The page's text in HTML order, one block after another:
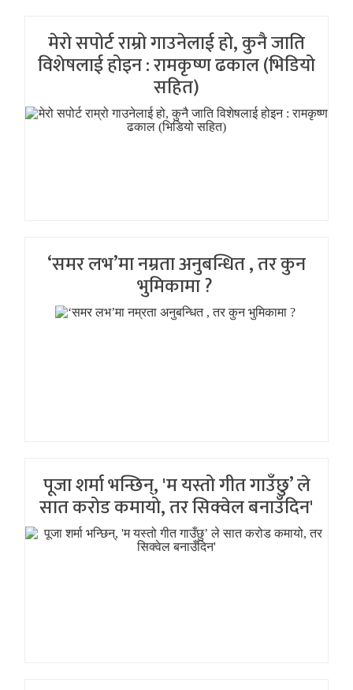
मेरो सपोर्ट राम्रो गाउनेलाई हो, कुनै जाति
विशेषलाई होइन : रामकृष्ण ढकाल (भिडियो
सहित)
‘समर लभ’मा नम्रता अनुबन्धित , तर कुन
भुमिकामा ?
पूजा शर्मा भन्छिन्, 'म यस्तो गीत गाउँछु’ ले
सात करोड कमायो, तर सिक्वेल बनाउँदिन'